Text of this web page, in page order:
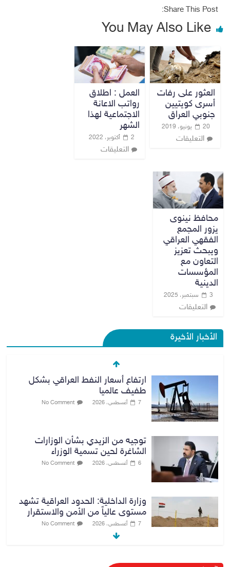
Share This Post:
You May Also Like
العثور على رفات
أسرى كويتيين
جنوبي العراق
20 يونيو، 2019
التعليقات
العمل : اطلاق
رواتب الاعانة
الاجتماعية لهذا
الشهر
2 أكتوبر، 2022
التعليقات
محافظ نينوى
يزور المجمع
الفقهي العراقي
ويبحث تعزيز
التعاون مع
المؤسسات
الدينية
3 سبتمبر، 2025
التعليقات
الأخبار الأخيرة
ارتفاع أسعار النفط العراقي بشكل
طفيف عالميا
7 أغسطس، 2026 No Comment
توجيه من الزيدي بشأن الوزارات
الشاغرة لحين تسمية الوزراء
6 أغسطس، 2026 No Comment
وزارة الداخلية: الحدود العراقية تشهد
مستوى عالياً من الأمن والاستقرار
7 أغسطس، 2026 No Comment
القضاء الأعلى: القبض على عدد من